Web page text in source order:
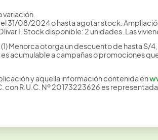
variación.
31/08/2024 o hasta agotar stock.
I. Stock disponible: 2 unidades. Las
Menorca otorga un descuento de hasta
es acumulable a campañas o promociones
y aquella información contenida en
R.U.C. Nº 20173223626 es